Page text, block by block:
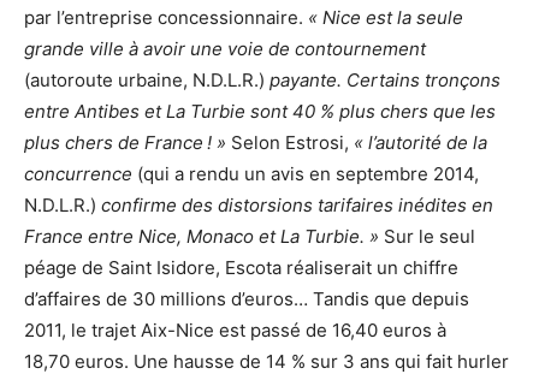
par l’entreprise concessionnaire. « Nice est la seule
grande ville à avoir une voie de contournement
(autoroute urbaine, N.D.L.R.) payante. Certains tronçons
entre Antibes et La Turbie sont 40 % plus chers que les
plus chers de France ! » Selon Estrosi, « l’autorité de la
concurrence (qui a rendu un avis en septembre 2014,
N.D.L.R.) confirme des distorsions tarifaires inédites en
France entre Nice, Monaco et La Turbie. » Sur le seul
péage de Saint Isidore, Escota réaliserait un chiffre
d’affaires de 30 millions d’euros… Tandis que depuis
2011, le trajet Aix-Nice est passé de 16,40 euros à
18,70 euros. Une hausse de 14 % sur 3 ans qui fait hurler